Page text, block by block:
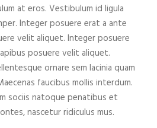
at eros. Vestibulum id ligula
Integer posuere erat a ante
velit aliquet. Integer posuere
posuere velit aliquet.
ornare sem lacinia quam
faucibus mollis interdum.
sociis natoque penatibus et
nascetur ridiculus mus.